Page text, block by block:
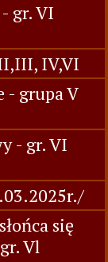
gr. VI
IV,VI
- grupa V
- gr. VI
się
Vl